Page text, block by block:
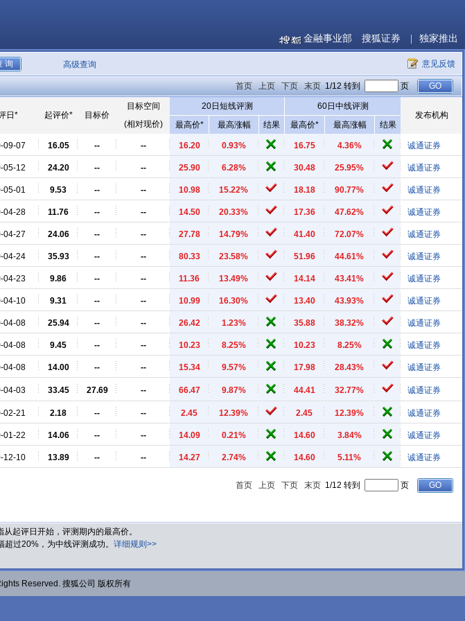
金融事业部 搜狐证券 独家推出
高级查询 意见反馈
首页 上页 下页 末页 1/12 转到 页
日* 起评价* 目标价
目标空间
(相对现价)
20日短线评测
60日中线评测
发布机构
最高价*
最高涨幅 结果 最高价* 最高涨幅 结果
09-07 16.05 -- -- 16.20 0.93% 16.75 4.36% 诚通证券
05-12 24.20 -- -- 25.90 6.28% 30.48 25.95% 诚通证券
05-01 9.53 -- -- 10.98 15.22% 18.18 90.77% 诚通证券
04-28 11.76 -- -- 14.50 20.33% 17.36 47.62% 诚通证券
04-27 24.06 -- -- 27.78 14.79% 41.40 72.07% 诚通证券
04-24 35.93 -- -- 80.33 23.58% 51.96 44.61% 诚通证券
04-23 9.86 -- -- 11.36 13.49% 14.14 43.41% 诚通证券
04-10 9.31 -- -- 10.99 16.30% 13.40 43.93% 诚通证券
04-08 25.94 -- -- 26.42 1.23% 35.88 38.32% 诚通证券
04-08 9.45 -- -- 10.23 8.25% 10.23 8.25% 诚通证券
04-08 14.00 -- -- 15.34 9.57% 17.98 28.43% 诚通证券
04-03 33.45 27.69 -- 66.47 9.87% 44.41 32.77% 诚通证券
02-21 2.18 -- -- 2.45 12.39% 2.45 12.39% 诚通证券
01-22 14.06 -- -- 14.09 0.21% 14.60 3.84% 诚通证券
12-10 13.89 -- -- 14.27 2.74% 14.60 5.11% 诚通证券
首页 上页 下页 末页 1/12 转到 页
起评日开始，评测期内的最高价。
过20%，为中线评测成功。 详细规则>>
Reserved. 搜狐公司 版权所有